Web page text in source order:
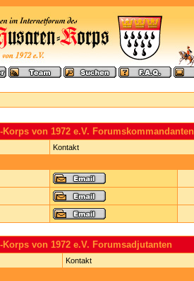
von 1972 e.V. Forumskommandanten
Kontakt
von 1972 e.V. Forumsadjutanten
Kontakt